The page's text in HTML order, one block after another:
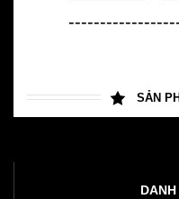
SẢN